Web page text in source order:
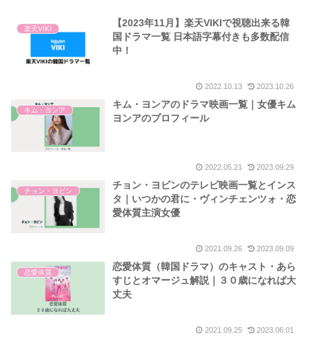
楽天VIKI
【2023年11月】楽天VIKIで視聴出来る韓
国ドラマ一覧 日本語字幕付きも多数配信
中！
2022.10.13 2023.10.26
キム・ヨンア
キム・ヨンアのドラマ映画一覧｜女優キム
ヨンアのプロフィール
2022.05.21 2023.09.29
チョン・ヨビン
チョン・ヨビンのテレビ映画一覧とインス
タ｜いつかの君に・ヴィンチェンツォ・恋
愛体質主演女優
2021.09.26 2023.09.09
恋愛体質
恋愛体質（韓国ドラマ）のキャスト・あら
すじとオマージュ解説｜３０歳になれば大
丈夫
2021.09.25 2023.06.01